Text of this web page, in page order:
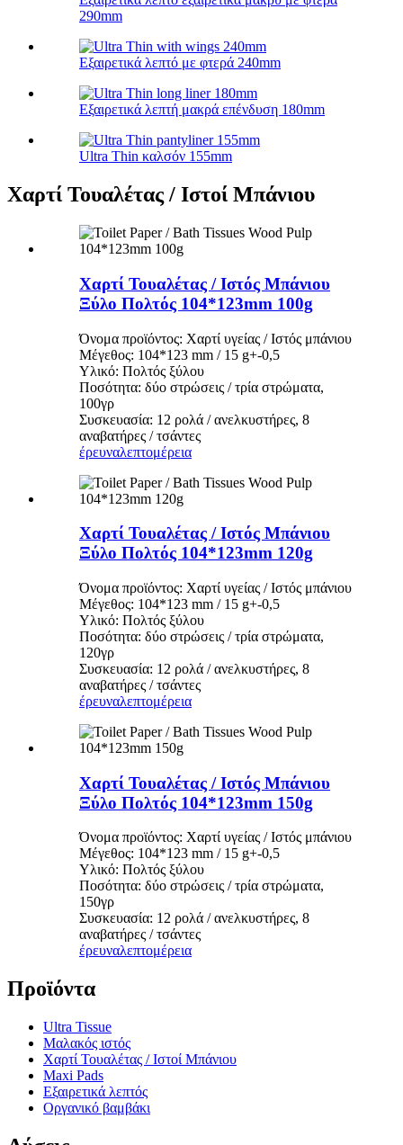
290mm
Εξαιρετικά λεπτό με φτερά 240mm
Εξαιρετικά λεπτή μακρά επένδυση 180mm
Ultra Thin καλσόν 155mm
Χαρτί Τουαλέτας / Ιστοί Μπάνιου
Χαρτί Τουαλέτας / Ιστός Μπάνιου
Ξύλο Πολτός 104*123mm 100g
Όνομα προϊόντος: Χαρτί υγείας / Ιστός μπάνιου
Μέγεθος: 104*123 mm / 15 g+-0,5
Υλικό: Πολτός ξύλου
Ποσότητα: δύο στρώσεις / τρία στρώματα,
100γρ
Συσκευασία: 12 ρολά / ανελκυστήρες, 8
αναβατήρες / τσάντες
έρευναλεπτομέρεια
Χαρτί Τουαλέτας / Ιστός Μπάνιου
Ξύλο Πολτός 104*123mm 120g
Όνομα προϊόντος: Χαρτί υγείας / Ιστός μπάνιου
Μέγεθος: 104*123 mm / 15 g+-0,5
Υλικό: Πολτός ξύλου
Ποσότητα: δύο στρώσεις / τρία στρώματα,
120γρ
Συσκευασία: 12 ρολά / ανελκυστήρες, 8
αναβατήρες / τσάντες
έρευναλεπτομέρεια
Χαρτί Τουαλέτας / Ιστός Μπάνιου
Ξύλο Πολτός 104*123mm 150g
Όνομα προϊόντος: Χαρτί υγείας / Ιστός μπάνιου
Μέγεθος: 104*123 mm / 15 g+-0,5
Υλικό: Πολτός ξύλου
Ποσότητα: δύο στρώσεις / τρία στρώματα,
150γρ
Συσκευασία: 12 ρολά / ανελκυστήρες, 8
αναβατήρες / τσάντες
έρευναλεπτομέρεια
Προϊόντα
Ultra Tissue
Μαλακός ιστός
Χαρτί Τουαλέτας / Ιστοί Μπάνιου
Maxi Pads
Εξαιρετικά λεπτός
Οργανικό βαμβάκι